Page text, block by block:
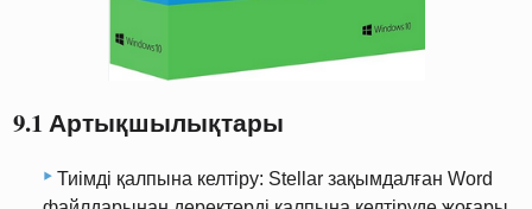
9.1 Артықшылықтары
Тиімді қалпына келтіру: Stellar зақымдалған Word